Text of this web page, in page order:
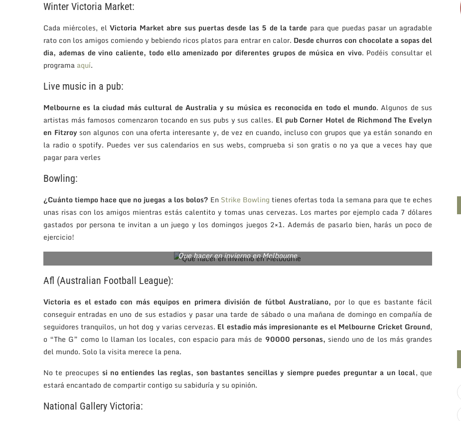
Winter Victoria Market:
Cada miércoles, elVictoria Market abre sus puertas desde las 5 de la tarde para que puedas pasar un agradable
rato con los amigos comiendo y bebiendo ricos platos para entrar en calor. Desde churros con chocolate a sopas del
dia, ademas de vino caliente, todo ello amenizado por diferentes grupos de música en vivo. Podéis consultar el
programa aquí.
Live music in a pub:
Melbourne es la ciudad más cultural de Australia y su música es reconocida en todo el mundo. Algunos de sus
artistas más famosos comenzaron tocando en sus pubs y sus calles. El pub Corner Hotel de Richmond The Evelyn
en Fitzroy son algunos con una oferta interesante y, de vez en cuando, incluso con grupos que ya están sonando en
la radio o spotify. Puedes ver sus calendarios en sus webs, comprueba si son gratis o no ya que a veces hay que
pagar para verles
Bowling:
¿Cuánto tiempo hace que no juegas a los bolos? En Strike Bowling tienes ofertas toda la semana para que te eches
unas risas con los amigos mientras estás calentito y tomas unas cervezas. Los martes por ejemplo cada 7 dólares
gastados por persona te invitan a un juego y los domingos juegos 2×1. Además de pasarlo bien, harás un poco de
ejercicio!
Que hacer en invierno en Melbourne
Afl (Australian Football League):
Victoria es el estado con más equipos en primera división de fútbol Australiano, por lo que es bastante fácil
conseguir entradas en uno de sus estadios y pasar una tarde de sábado o una mañana de domingo en compañía de
seguidores tranquilos, un hot dog y varias cervezas. El estadio más impresionante es el Melbourne Cricket Ground,
o “The G” como lo llaman los locales, con espacio para más de 90000 personas, siendo uno de los más grandes
del mundo. Solo la visita merece la pena.
No te preocupes si no entiendes las reglas, son bastantes sencillas y siempre puedes preguntar a un local, que
estará encantado de compartir contigo su sabiduría y su opinión.
National Gallery Victoria: